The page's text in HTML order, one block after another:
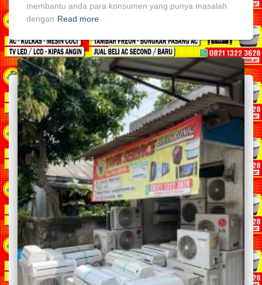
membantu anda para konsumen yang punya masalah
dengan Read more